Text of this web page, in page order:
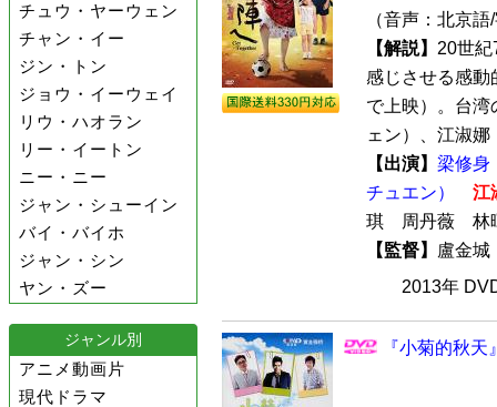
チュウ・ヤーウェン
チャン・イー
ジン・トン
ジョウ・イーウェイ
リウ・ハオラン
リー・イートン
ニー・ニー
ジャン・シューイン
バイ・バイホ
ジャン・シン
ヤン・ズー
ジャンル別
アニメ動画片
現代ドラマ
（音声：北京
【解説】 20世
感じさせる感動
で上映）。台湾
ェン）、江淑
【出演】 梁修身
チュエン）
江
琪 周丹薇 林
【監督】
盧金
2013年
『小菊的秋